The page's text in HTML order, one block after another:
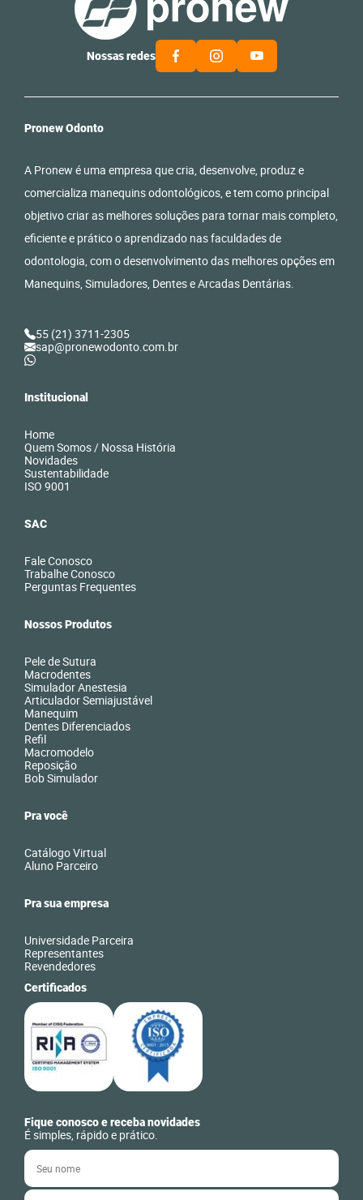
Nossas redes
Pronew Odonto
A Pronew é uma empresa que cria, desenvolve, produz e
comercializa manequins odontológicos, e tem como principal
objetivo criar as melhores soluções para tornar mais completo,
eficiente e prático o aprendizado nas faculdades de
odontologia, com o desenvolvimento das melhores opções em
Manequins, Simuladores, Dentes e Arcadas Dentárias.
55 (21) 3711-2305
sap@pronewodonto.com.br
Institucional
Home
Quem Somos / Nossa História
Novidades
Sustentabilidade
ISO 9001
SAC
Fale Conosco
Trabalhe Conosco
Perguntas Frequentes
Nossos Produtos
Pele de Sutura
Macrodentes
Simulador Anestesia
Articulador Semiajustável
Manequim
Dentes Diferenciados
Refil
Macromodelo
Reposição
Bob Simulador
Pra você
Catálogo Virtual
Aluno Parceiro
Pra sua empresa
Universidade Parceira
Representantes
Revendedores
Certificados
Fique conosco e receba novidades
É simples, rápido e prático.